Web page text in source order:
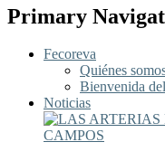
Primary
Fecoreva
Quiénes
Bienvenida
Noticias